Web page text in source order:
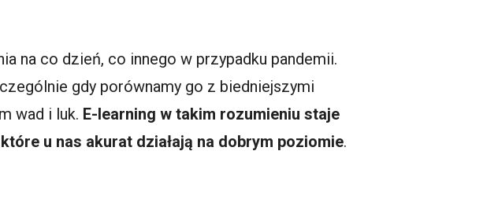
na co dzień, co innego w przypadku pandemii.
gdy porównamy go z biedniejszymi
wad i luk. E-learning w takim rozumieniu staje
u nas akurat działają na dobrym poziomie.